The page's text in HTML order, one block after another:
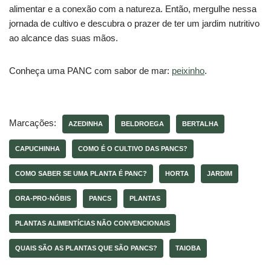
alimentar e a conexão com a natureza. Então, mergulhe nessa
jornada de cultivo e descubra o prazer de ter um jardim nutritivo
ao alcance das suas mãos.
Conheça uma PANC com sabor de mar: peixinho.
Marcações: AZEDINHA BELDROEGA BERTALHA
CAPUCHINHA COMO É O CULTIVO DAS PANCS?
COMO SABER SE UMA PLANTA É PANC? HORTA JARDIM
ORA-PRO-NÓBIS PANCS PLANTAS
PLANTAS ALIMENTÍCIAS NÃO CONVENCIONAIS
QUAIS SÃO AS PLANTAS QUE SÃO PANCS? TAIOBA